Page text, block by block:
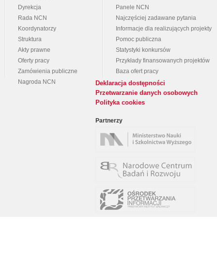
Dyrekcja
Rada NCN
Koordynatorzy
Struktura
Akty prawne
Oferty pracy
Zamówienia publiczne
Nagroda NCN
Panele NCN
Najczęściej zadawane pytania
Informacje dla realizujących projekty
Pomoc publiczna
Statystyki konkursów
Przykłady finansowanych projektów
Baza ofert pracy
Deklaracja dostępności
Przetwarzanie danych osobowych
Polityka cookies
Partnerzy